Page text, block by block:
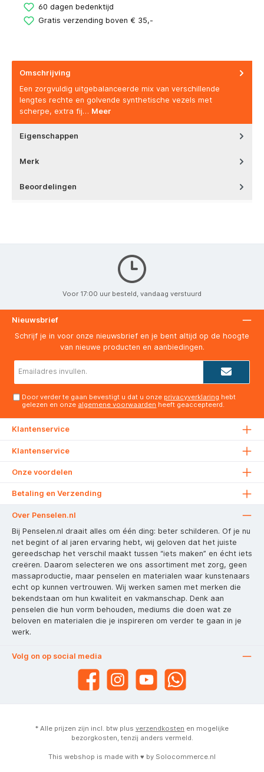
60 dagen bedenktijd
Gratis verzending boven € 35,-
Omschrijving
Een zorgvuldig uitgebalanceerde mix van verschillende
lengtes rechte en golvende synthetische vezels met
scherpe, extra fij… Meer
Eigenschappen
Merk
Beoordelingen
Voor 17:00 uur besteld, vandaag verstuurd
Nieuwsbrief
Schrijf je in voor onze nieuwsbrief en je bent altijd op de hoogte
van nieuwe producten en aanbiedingen.
Door verder te gaan bevestigt u dat u onze privacyverklaring hebt
gelezen en onze algemene voorwaarden heeft geaccepteerd.
Klantenservice
Klantenservice
Onze voordelen
Betaling en Verzending
Over Penselen.nl
Bij Penselen.nl draait alles om één ding: beter schilderen. Of je nu
net begint of al jaren ervaring hebt, wij geloven dat het juiste
gereedschap het verschil maakt tussen “iets maken” en écht iets
creëren. Daarom selecteren we ons assortiment met zorg, geen
massaproductie, maar penselen en materialen waar kunstenaars
echt op kunnen vertrouwen. Wij werken samen met merken die
bekendstaan om hun kwaliteit en vakmanschap. Denk aan
penselen die hun vorm behouden, mediums die doen wat ze
beloven en materialen die je inspireren om verder te gaan in je
werk.
Volg on op social media
* Alle prijzen zijn incl. btw plus verzendkosten en mogelijke
bezorgkosten, tenzij anders vermeld.
This webshop is made with ♥ by Solocommerce.nl